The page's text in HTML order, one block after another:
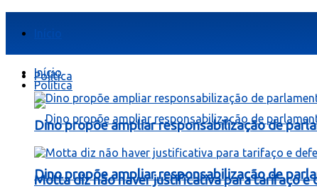
Início
Política
Dino propõe ampliar responsabilização de
Início
Política
Dino propõe ampliar responsabilização de
Motta diz não haver justificativa para tarifaço e